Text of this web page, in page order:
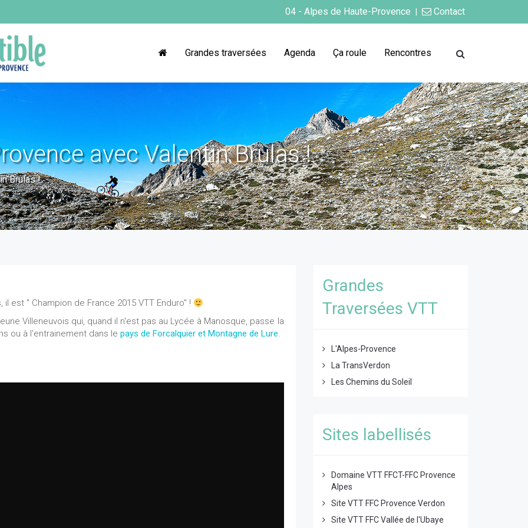
04 - Alpes de Haute-Provence Contact
Grandes traversées Agenda Ça roule Rencontres
avec Valentin Brulas !
Brulas !
il est " Champion de France 2015 VTT Enduro" !
Villeneuvois qui, quand il n'est pas au Lycée à Manosque, passe la
ou à l'entrainement dans le pays de Forcalquier et Montagne de Lure.
Grandes
Traversées VTT
L'Alpes-Provence
La TransVerdon
Les Chemins du Soleil
Sites labellisés
Domaine VTT FFCT-FFC Provence
Alpes
Site VTT FFC Provence Verdon
Site VTT FFC Vallée de l'Ubaye